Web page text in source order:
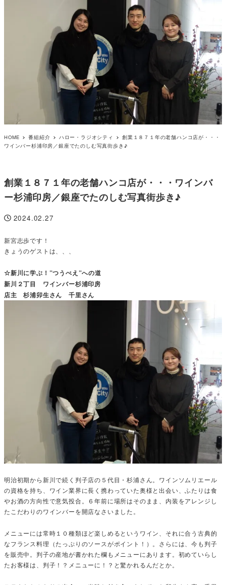
HOME 番組紹介 ハロー・ラジオシティ
創業１８７１年の老舗ハンコ店が・・・
ワインバー杉浦印房／銀座でたのしむ写真街歩き♪
創業１８７１年の老舗ハンコ店が・・・ワインバ
ー杉浦印房／銀座でたのしむ写真街歩き♪
投稿日
2024.02.27
新宮志歩です！
きょうのゲストは、、、
☆新川に学ぶ！”つうべえ”への道
新川２丁目 ワインバー杉浦印房
店主 杉浦卯生さん 千里さん
明治初期から新川で続く判子店の５代目・杉浦さん。ワインソムリエール
の資格を持ち、ワイン業界に長く携わっていた奥様と出会い、ふたりは食
やお酒の方向性で意気投合。６年前に場所はそのまま、内装をアレンジし
たこだわりのワインバーを開店なさいました。
メニューには常時１０種類ほど楽しめるというワイン、それに合う古典的
なフランス料理（たっぷりのソースがポイント！）。さらには、今も判子
を販売中。判子の産地が書かれた欄もメニューにあります。初めていらし
たお客様は、判子！？メニューに！？と驚かれるんだとか。